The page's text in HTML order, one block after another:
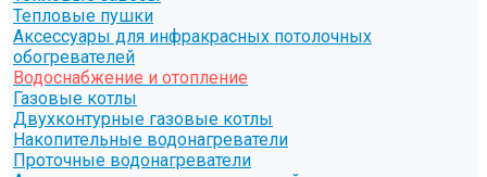
Тепловые пушки
Аксессуары для инфракрасных потолочных
обогревателей
Водоснабжение и отопление
Газовые котлы
Двухконтурные газовые котлы
Накопительные водонагреватели
Проточные водонагреватели